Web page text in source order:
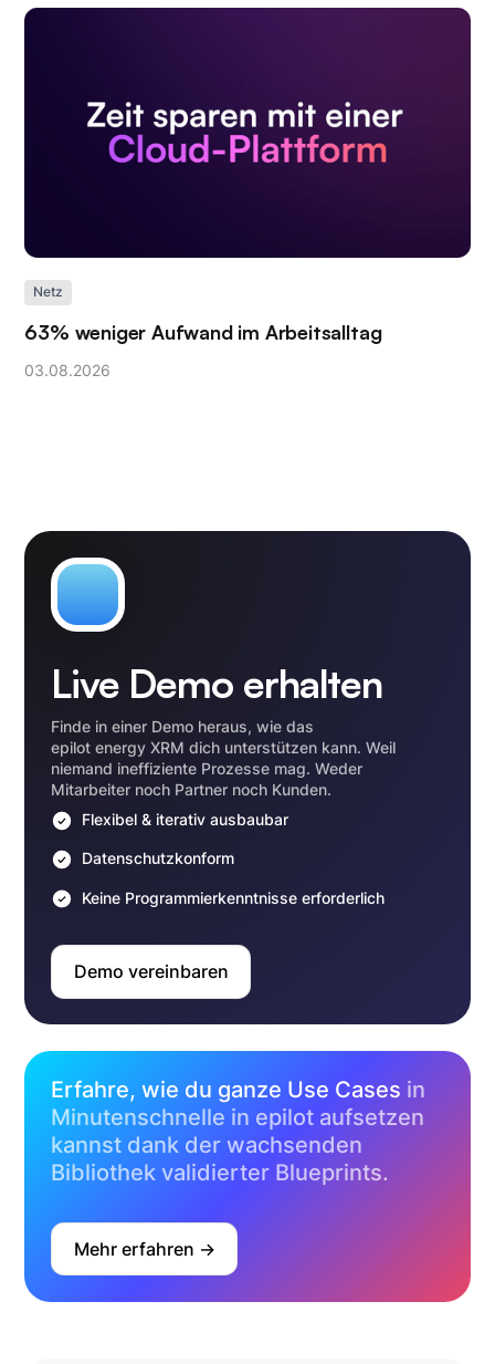
Netz
63% weniger Aufwand im Arbeitsalltag
03.08.2026
Live Demo erhalten
Finde in einer Demo heraus, wie das
epilot energy XRM dich unterstützen kann. Weil
niemand ineffiziente Prozesse mag. Weder
Mitarbeiter noch Partner noch Kunden.
Flexibel & iterativ ausbaubar
Datenschutzkonform
Keine Programmierkenntnisse erforderlich
Demo vereinbaren
Erfahre, wie du ganze Use Cases in
Minutenschnelle in epilot aufsetzen
kannst dank der wachsenden
Bibliothek validierter Blueprints.
Mehr erfahren ->